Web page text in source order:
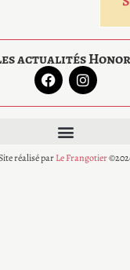
actualités
réalisé parLe Frangotier